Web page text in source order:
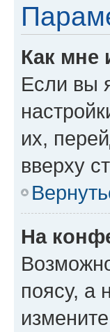
Как мне
Если вы
их,
вверху
На
поясу, а